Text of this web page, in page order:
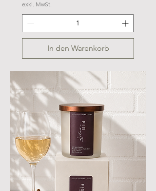
exkl. MwSt.
In den Warenkorb